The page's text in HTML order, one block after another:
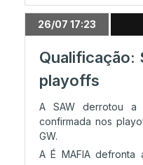
26/07 17:23
Qualificação:
playoffs
A SAW derrotou
confirmada nos
GW.
A É MAFIA defronta